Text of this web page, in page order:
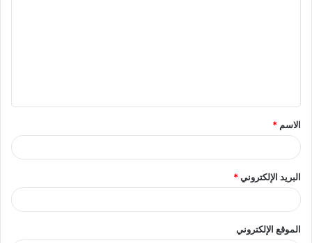
ق
*
الاسم *
البريد الإلكتروني*
الموقع الإلكتروني